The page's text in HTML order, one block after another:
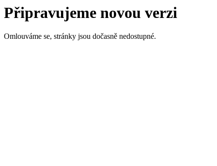
Připravujeme novou verzi
Omlouváme se, stránky jsou dočasně nedostupné.